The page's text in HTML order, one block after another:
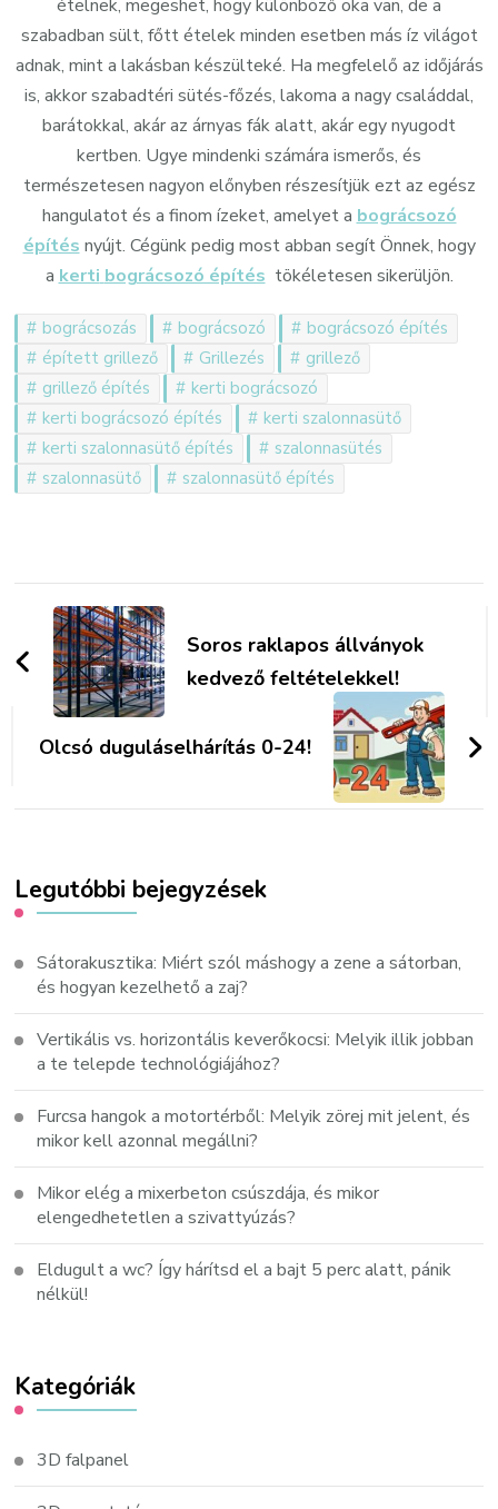
ételnek, megeshet, hogy különböző oka van, de a
szabadban sült, főtt ételek minden esetben más íz világot
adnak, mint a lakásban készülteké. Ha megfelelő az időjárás
is, akkor szabadtéri sütés-főzés, lakoma a nagy családdal,
barátokkal, akár az árnyas fák alatt, akár egy nyugodt
kertben. Ugye mindenki számára ismerős, és
természetesen nagyon előnyben részesítjük ezt az egész
hangulatot és a finom ízeket, amelyet abográcsozó
építésnyújt. Cégünk pedig most abban segít Önnek, hogy
akertibográcsozó építéstökéletesen sikerüljön.
bográcsozás bográcsozó
bográcsozó építés
épített grillező
Grillezés
grillező
grillező építés
kerti bográcsozó
kerti bográcsozó építés
kerti szalonnasütő
kerti szalonnasütő építés
szalonnasütés
szalonnasütő
szalonnasütő építés
Bejegyzések
navigációjaSoros raklapos állványok
kedvező feltételekkel!
Olcsó duguláselhárítás 0-24!
Legutóbbi bejegyzések
Sátorakusztika: Miért szól máshogy a zene a sátorban,
és hogyan kezelhető a zaj?
Vertikális vs. horizontális keverőkocsi: Melyik illik jobban
a te telepde technológiájához?
Furcsa hangok a motortérből: Melyik zörej mit jelent, és
mikor kell azonnal megállni?
Mikor elég a mixerbeton csúszdája, és mikor
elengedhetetlen a szivattyúzás?
Eldugult a wc? Így hárítsd el a bajt 5 perc alatt, pánik
nélkül!
Kategóriák
3D falpanel